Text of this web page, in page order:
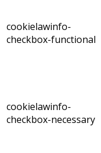
cookielawinfo-
checkbox-functional
cookielawinfo-
checkbox-necessary